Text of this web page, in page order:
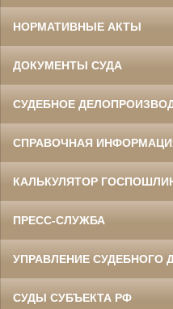
НОРМАТИВНЫЕ АКТЫ
ДОКУМЕНТЫ СУДА
СУДЕБНОЕ
СПРАВОЧНАЯ
КАЛЬКУЛЯТОР
ПРЕСС-СЛУЖБА
УПРАВЛЕНИЕ СУДЕБНОГО
СУДЫ СУБЪЕКТА РФ